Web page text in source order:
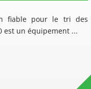
fiable pour le tri des
est un équipement ...